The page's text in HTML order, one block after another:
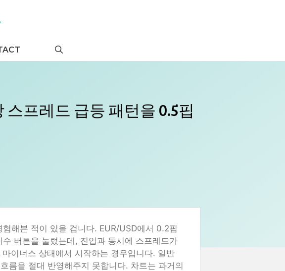
프레드 급등 패턴을 0.5핍
해본 적이 있을 겁니다. EUR/USD에서 0.2핍
버튼을 눌렀는데, 진입과 동시에 스프레드가
이너스 상태에서 시작하는 경우입니다. 일반
름을 절대 반영해주지 못합니다. 차트는 과거의